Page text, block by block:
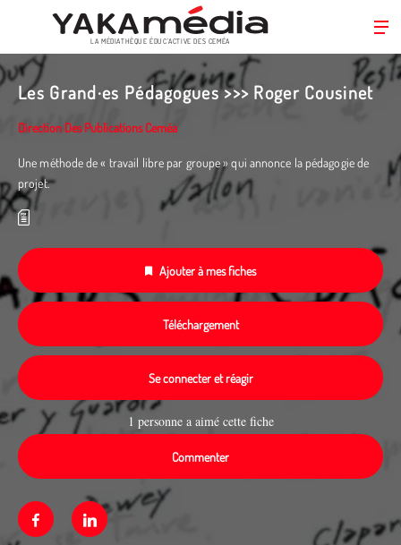
Aller
au
principal
LA MÉDIATHÈQUE ÉDUC’ACTIVE DES CEMÉA
Les Grand·es Pédagogues >>> Roger Cousinet
Direction Des Publications Ceméa
Une méthode de « travail libre par groupe » qui annonce la pédagogie de
projet.
Ajouter à mes fiches
Téléchargement
Se connecter et réagir
1 personne a aimé cette fiche
Commenter
FacebookLinkedin